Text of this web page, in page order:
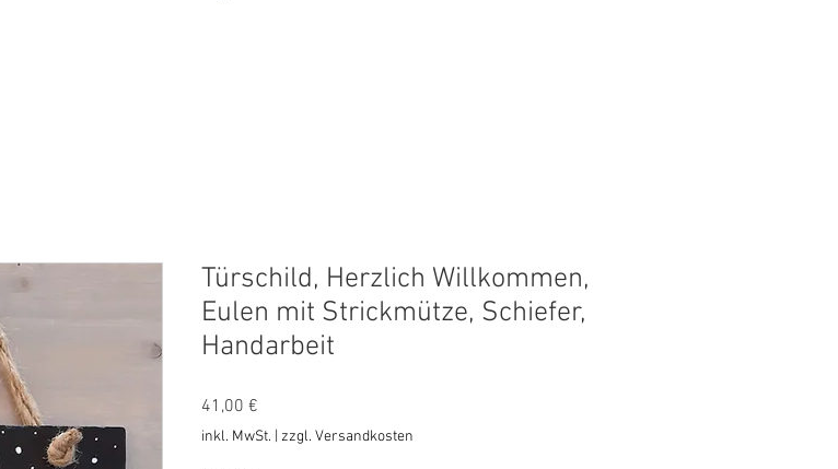
Türschild, Herzlich Willkommen,
Eulen mit Strickmütze, Schiefer,
Handarbeit
41,00 €
inkl. MwSt. zzgl. Versandkosten